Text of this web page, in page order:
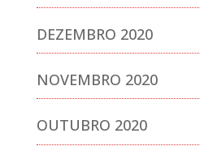
DEZEMBRO 2020
NOVEMBRO 2020
OUTUBRO 2020